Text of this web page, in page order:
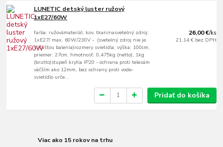
LUNETIC detský luster ružový
1xE27/60W
farba: ružovámateriál: kov, tkaninasvetelný zdroj:
1xE27/ max. 60W/230V - (svetelný zdroj nie je
súčašťou balenia)rozmery svietidla: výška: 100cm,
priemer: 27cm, hmotnosť: 0,475kg (netto), 1kg
(brutto)stupeň krytia IP20 - ochrana proti telesám
väčším ako 12mm, bez ochrany proti vode-
svietidlo urče...
26,00 €/ks
21,14 € bez DPH
Pridať do košíka
Viac ako 15 rokov na trhu